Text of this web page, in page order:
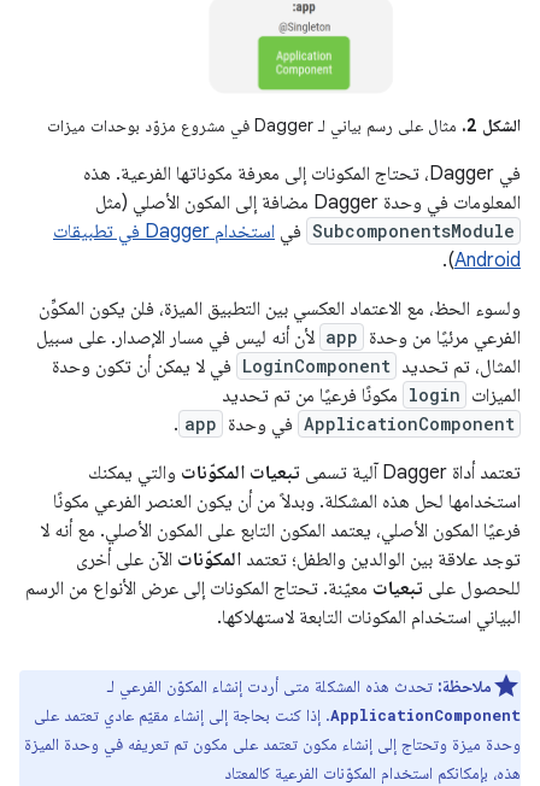
الشكل 2. مثال على رسم بياني لـ Dagger في مشروع مزوّد بوحدات ميزات
في Dagger، تحتاج المكونات إلى معرفة مكوناتها الفرعية. هذه
المعلومات في وحدة Dagger مضافة إلى المكون الأصلي (مثل
SubcomponentsModule في
استخدام Dagger في تطبيقات
Android
).
ولسوء الحظ، مع الاعتماد العكسي بين التطبيق الميزة، فلن يكون المكوِّن
الفرعي مرئيًا من وحدة app لأن أنه ليس في مسار الإصدار. على سبيل
المثال، تم تحديد LoginComponent في لا يمكن أن تكون وحدة
الميزات login مكونًا فرعيًا من تم تحديد
ApplicationComponent في وحدة app
.
تعتمد أداة Dagger آلية تسمى
تبعيات المكوّنات والتي يمكنك
استخدامها لحل هذه المشكلة. وبدلاً من أن يكون العنصر الفرعي مكونًا
فرعيًا المكون الأصلي، يعتمد المكون التابع على المكون الأصلي. مع أنه لا
توجد علاقة بين الوالدين والطفل؛ تعتمد المكوّنات الآن على أخرى
للحصول على تبعيات معيّنة. تحتاج المكونات إلى عرض الأنواع من الرسم
البياني استخدام المكونات التابعة لاستهلاكها.
ملاحظة: تحدث هذه المشكلة متى أردت إنشاء المكوّن الفرعي لـ
ApplicationComponent. إذا كنت بحاجة إلى إنشاء مقيّم عادي تعتمد على
وحدة ميزة وتحتاج إلى إنشاء مكون تعتمد على مكون تم تعريفه في وحدة الميزة
هذه، بإمكانكم استخدام المكوّنات الفرعية كالمعتاد